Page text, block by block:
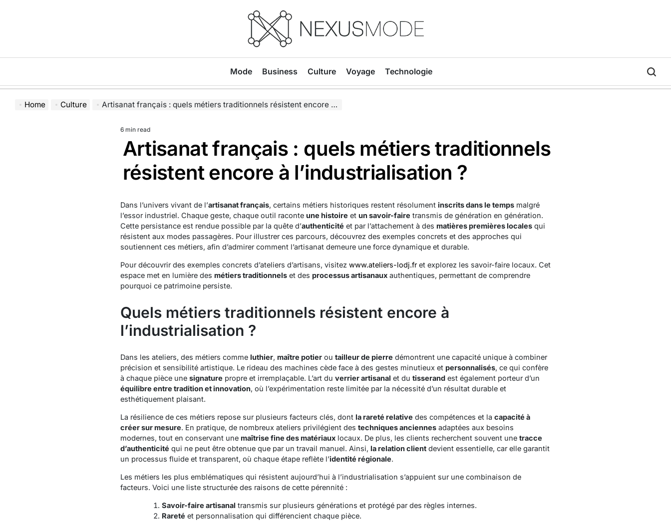
Nexusmode
Mode Business Culture Voyage Technologie
Home Culture Artisanat français : quels métiers traditionnels résistent encore à l’industrialisation ?
Estimated
read
time
6 min read
Artisanat français : quels métiers traditionnels
résistent encore à l’industrialisation ?
Dans l’univers vivant de l’artisanat français, certains métiers historiques restent résolument inscrits dans le tempsmalgré
l’essor industriel. Chaque geste, chaque outil raconte une histoire et un savoir-faire transmis de génération en génération.
Cette persistance est rendue possible par la quête d’authenticité et par l’attachement à des matières premières localesqui
résistent aux modes passagères. Pour illustrer ces parcours, découvrez des exemples concrets et des approches qui
soutiennent ces métiers, afin d’admirer comment l’artisanat demeure une force dynamique et durable.
Pour découvrir des exemples concrets d’ateliers d’artisans, visitez www.ateliers-lodj.fret explorez les savoir-faire locaux. Cet
espace met en lumière des métiers traditionnelset des processus artisanauxauthentiques, permettant de comprendre
pourquoi ce patrimoine persiste.
Quels métiers traditionnels résistent encore à
l’industrialisation ?
Dans les ateliers, des métiers comme luthier, maître potierou tailleur de pierre démontrent une capacité unique à combiner
précision et sensibilité artistique. Le rideau des machines cède face à des gestes minutieux et personnalisés, ce qui confère
à chaque pièce une signature propre et irremplaçable. L’art du verrier artisanal et du tisserandest également porteur d’un
équilibre entre tradition et innovation, où l’expérimentation reste limitée par la nécessité d’un résultat durable et
esthétiquement plaisant.
La résilience de ces métiers repose sur plusieurs facteurs clés, dont la rareté relative des compétences et la capacité à
créer sur mesure. En pratique, de nombreux ateliers privilégient des techniques anciennesadaptées aux besoins
modernes, tout en conservant une maîtrise fine des matériauxlocaux. De plus, les clients recherchent souvent une tracce
d’authenticité qui ne peut être obtenue que par un travail manuel. Ainsi, la relation clientdevient essentielle, car elle garantit
un processus fluide et transparent, où chaque étape reflète l’identité régionale.
Les métiers les plus emblématiques qui résistent aujourd’hui à l’industrialisation s’appuient sur une combinaison de
facteurs. Voici une liste structurée des raisons de cette pérennité :
Savoir-faire artisanal transmis sur plusieurs générations et protégé par des règles internes.
Rareté et personnalisation qui différencient chaque pièce.